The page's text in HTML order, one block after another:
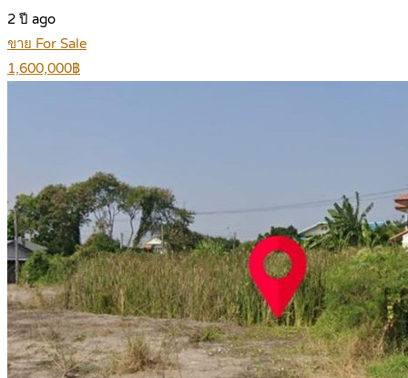
2 ปี ago
ขาย For Sale
1,600,000฿